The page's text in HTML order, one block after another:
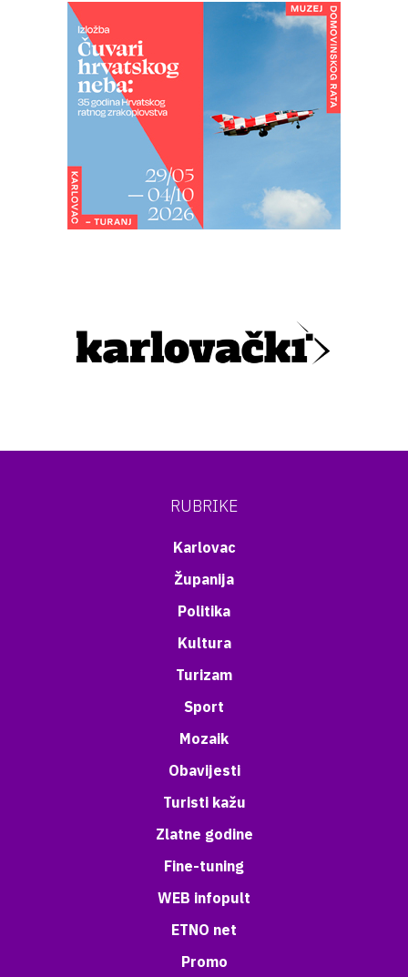
RUBRIKE
Karlovac
Županija
Politika
Kultura
Turizam
Sport
Mozaik
Obavijesti
Turisti kažu
Zlatne godine
Fine-tuning
WEB infopult
ETNO net
Promo